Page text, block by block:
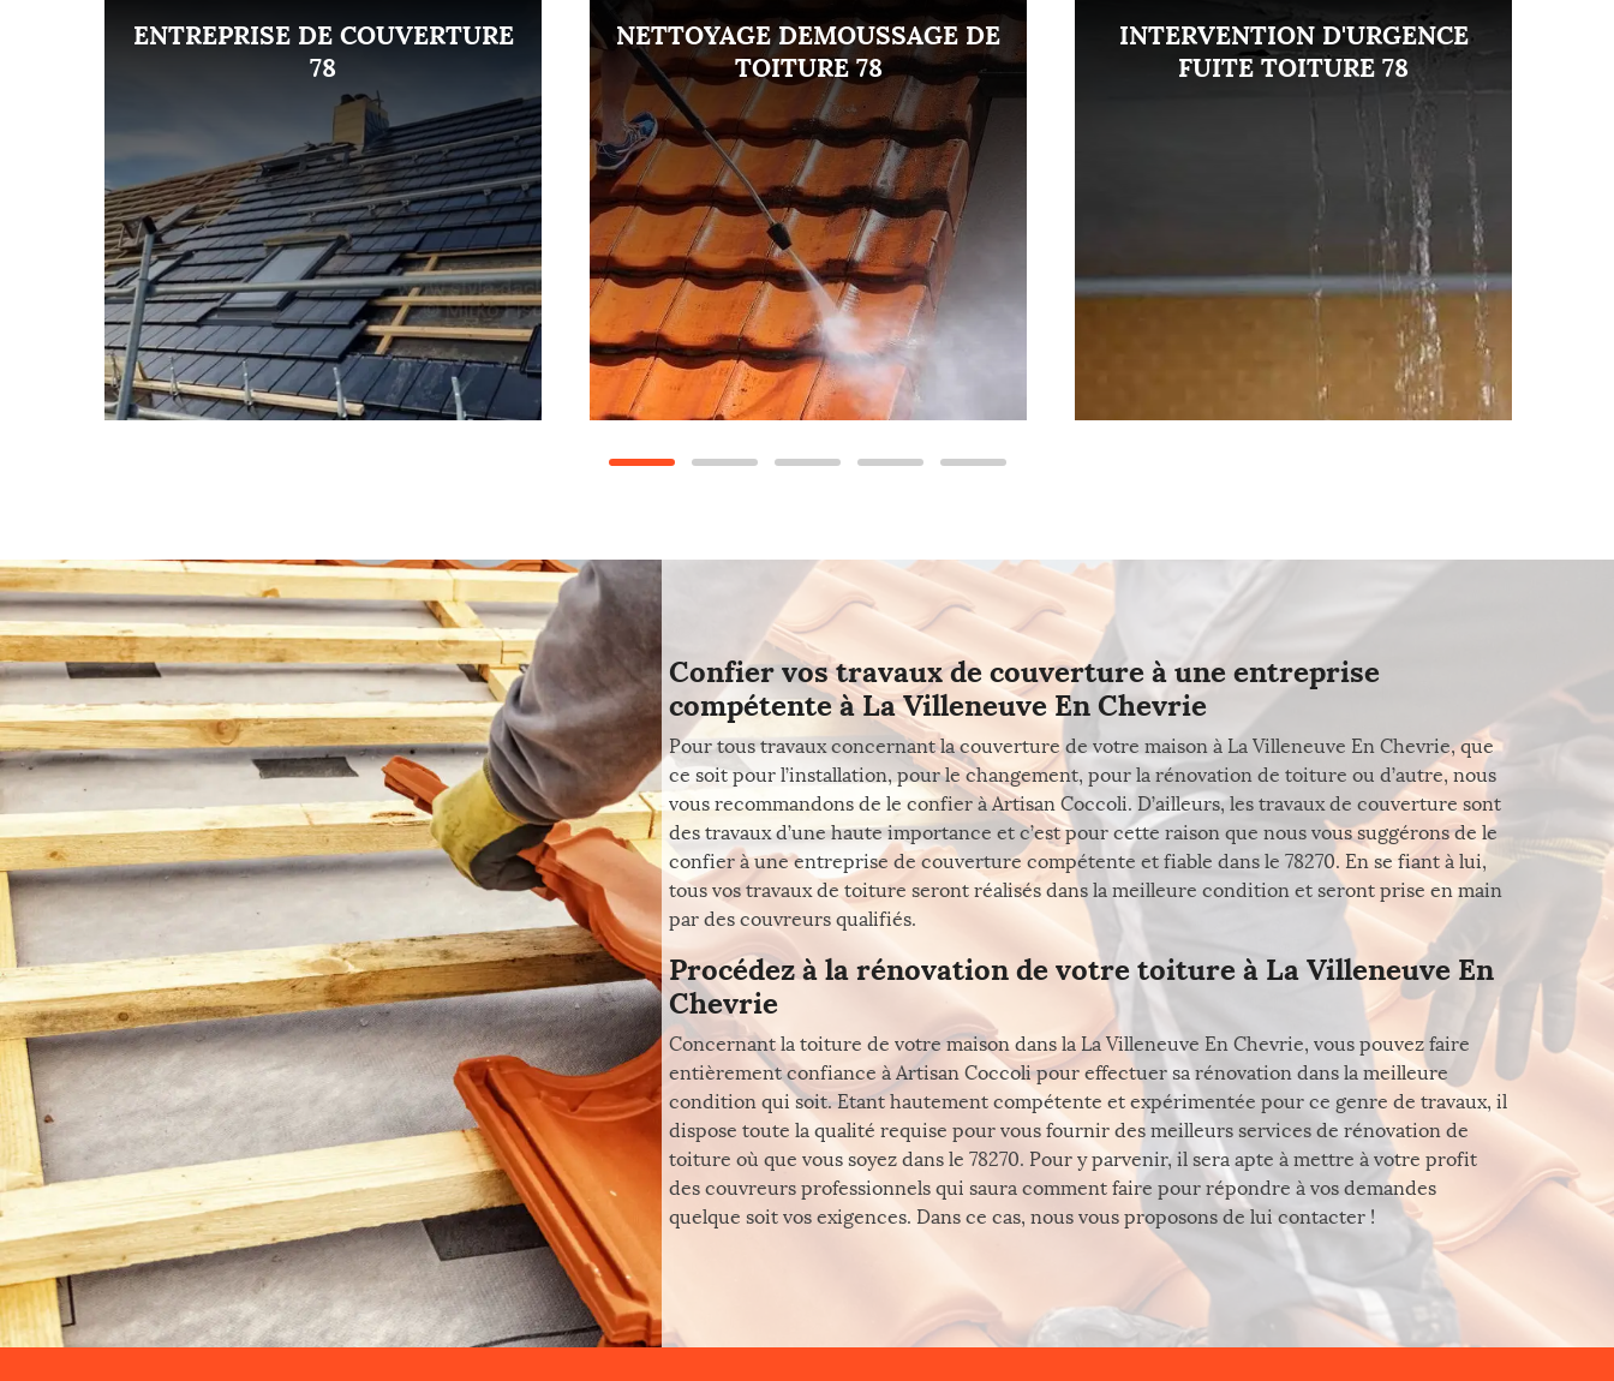
ENTREPRISE DE COUVERTURE
78
NETTOYAGE DEMOUSSAGE DE
TOITURE 78
INTERVENTION D'URGENCE
FUITE TOITURE 78
Confier vos travaux de couverture à une entreprise
compétente à La Villeneuve En Chevrie
Pour tous travaux concernant la couverture de votre maison à La Villeneuve En Chevrie, que
ce soit pour l’installation, pour le changement, pour la rénovation de toiture ou d’autre, nous
vous recommandons de le confier à Artisan Coccoli. D’ailleurs, les travaux de couverture sont
des travaux d’une haute importance et c’est pour cette raison que nous vous suggérons de le
confier à une entreprise de couverture compétente et fiable dans le 78270. En se fiant à lui,
tous vos travaux de toiture seront réalisés dans la meilleure condition et seront prise en main
par des couvreurs qualifiés.
Procédez à la rénovation de votre toiture à La Villeneuve En
Chevrie
Concernant la toiture de votre maison dans la La Villeneuve En Chevrie, vous pouvez faire
entièrement confiance à Artisan Coccoli pour effectuer sa rénovation dans la meilleure
condition qui soit. Etant hautement compétente et expérimentée pour ce genre de travaux, il
dispose toute la qualité requise pour vous fournir des meilleurs services de rénovation de
toiture où que vous soyez dans le 78270. Pour y parvenir, il sera apte à mettre à votre profit
des couvreurs professionnels qui saura comment faire pour répondre à vos demandes
quelque soit vos exigences. Dans ce cas, nous vous proposons de lui contacter !